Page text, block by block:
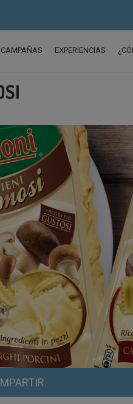
CAMPAÑAS EXPERIENCIAS